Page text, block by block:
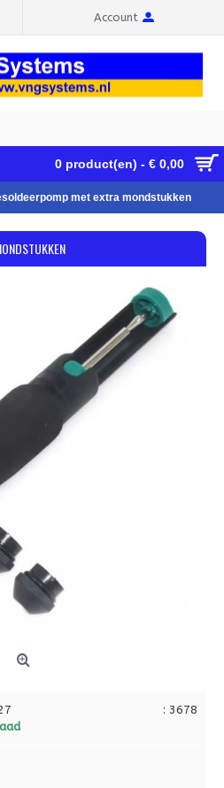
Account
0 product(en) - € 0,00
met extra mondstukken
: 3678